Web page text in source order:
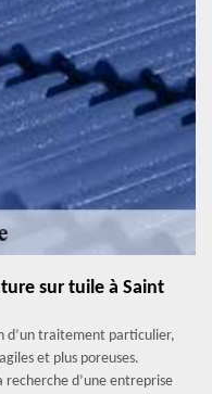
sur tuile à Saint
d’un traitement particulier,
et plus poreuses.
recherche d’une entreprise